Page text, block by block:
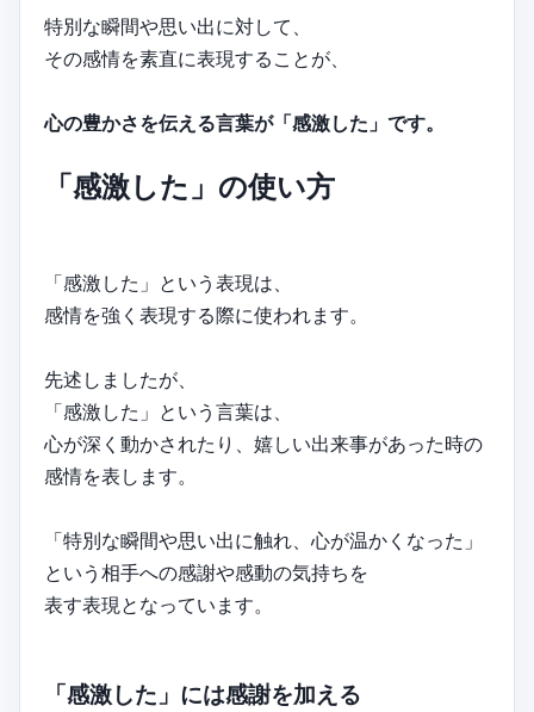
特別な瞬間や思い出に対して、
その感情を素直に表現することが、
心の豊かさを伝える言葉が「感激した」です。
「感激した」の使い方
「感激した」という表現は、
感情を強く表現する際に使われます。
先述しましたが、
「感激した」という言葉は、
心が深く動かされたり、嬉しい出来事があった時の
感情を表します。
「特別な瞬間や思い出に触れ、心が温かくなった」
という相手への感謝や感動の気持ちを
表す表現となっています。
「感激した」には感謝を加える